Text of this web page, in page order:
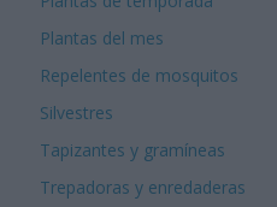
Plantas del mes
Repelentes de mosquitos
Silvestres
Tapizantes y gramíneas
Trepadoras y enredaderas